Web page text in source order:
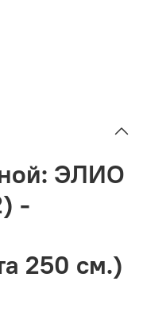
ЭЛИО
-
250 см.)